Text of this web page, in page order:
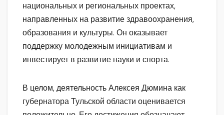
национальных и региональных проектах,
направленных на развитие здравоохранения,
образования и культуры. Он оказывает
поддержку молодежным инициативам и
инвестирует в развитие науки и спорта.
В целом, деятельность Алексея Дюмина как
губернатора Тульской области оценивается